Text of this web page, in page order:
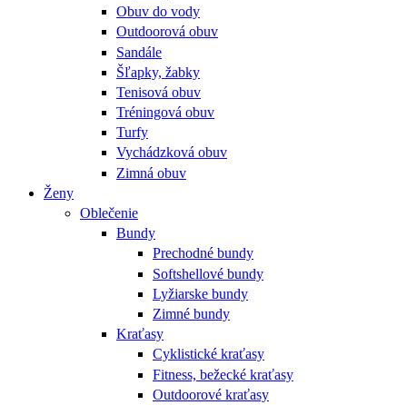
Obuv do vody
Outdoorová obuv
Sandále
Šľapky, žabky
Tenisová obuv
Tréningová obuv
Turfy
Vychádzková obuv
Zimná obuv
Ženy
Oblečenie
Bundy
Prechodné bundy
Softshellové bundy
Lyžiarske bundy
Zimné bundy
Kraťasy
Cyklistické kraťasy
Fitness, bežecké kraťasy
Outdoorové kraťasy